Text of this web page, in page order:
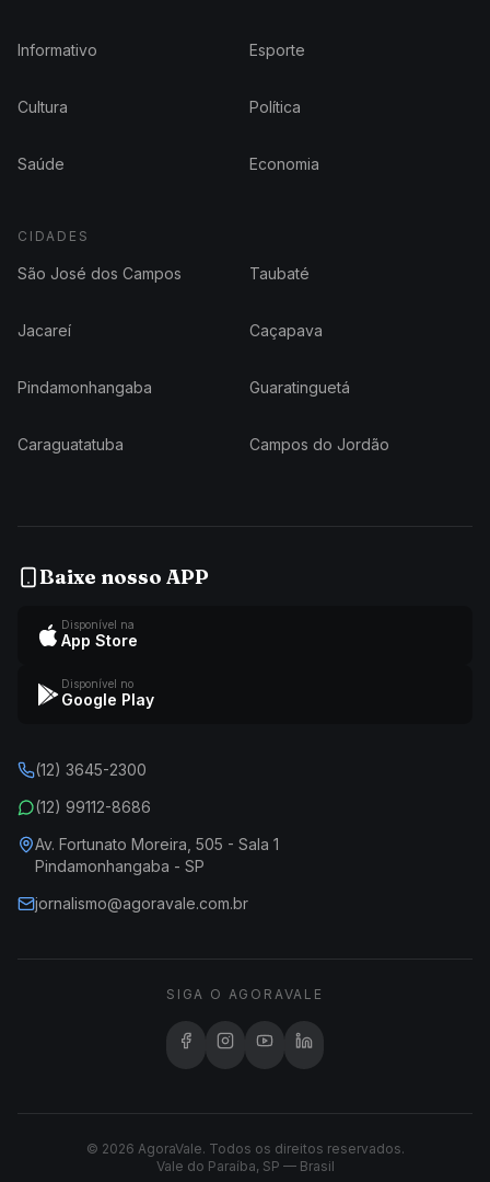
Informativo Esporte
Cultura Política
Saúde Economia
CIDADES
São José dos Campos Taubaté
Jacareí Caçapava
Pindamonhangaba Guaratinguetá
Caraguatatuba Campos do Jordão
Baixe nosso APP
Disponível na
App Store
Disponível no
Google Play
(12) 3645-2300
(12) 99112-8686
Av. Fortunato Moreira, 505 - Sala 1
Pindamonhangaba - SP
jornalismo@agoravale.com.br
SIGA O AGORAVALE
© 2026 AgoraVale. Todos os direitos reservados.
Vale do Paraíba, SP — Brasil